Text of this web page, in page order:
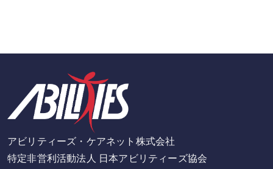
アビリティーズ・ケアネット株式会社
特定非営利活動法人 日本アビリティーズ協会